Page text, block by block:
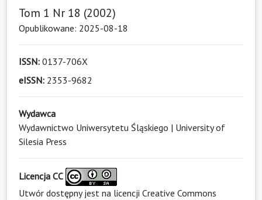
Tom 1 Nr 18 (2002)
Opublikowane: 2025-08-18
ISSN: 0137-706X
eISSN: 2353-9682
Wydawca
Wydawnictwo Uniwersytetu Śląskiego | University of
Silesia Press
Licencja CC
Utwór dostępny jest na licencji Creative Commons